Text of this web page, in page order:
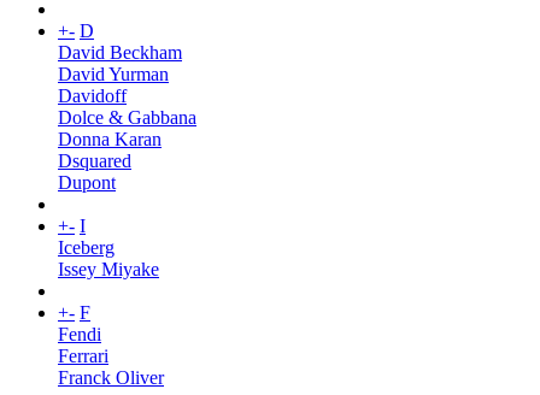
+- D
David Beckham
David Yurman
Davidoff
Dolce & Gabbana
Donna Karan
Dsquared
Dupont
+- I
Iceberg
Issey Miyake
+- F
Fendi
Ferrari
Franck Oliver